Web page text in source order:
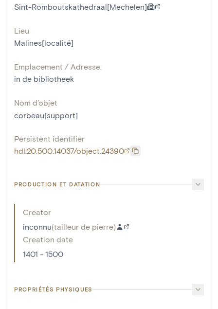
Sint-Romboutskathedraal[Mechelen]
Lieu
Malines[localité]
Emplacement / Adresse:
in de bibliotheek
Nom d'objet
corbeau[support]
Persistent identifier
hdl:20.500.14037/object.24390
PRODUCTION ET DATATION
Creator
inconnu(tailleur de pierre)
Creation date
1401 - 1500
PROPRIÉTÉS PHYSIQUES